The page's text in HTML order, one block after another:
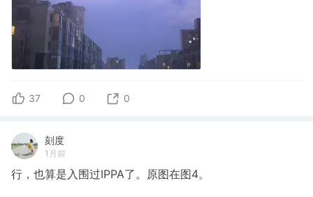
37 0 0
刻度
1月前
行，也算是入围过IPPA了。原图在图4。